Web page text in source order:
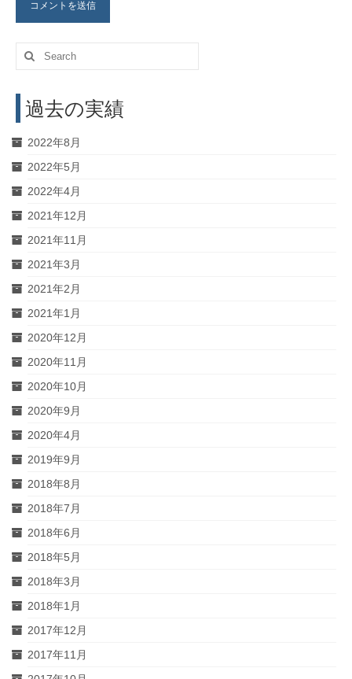
Search
for:
過去の実績
2022年8月
2022年5月
2022年4月
2021年12月
2021年11月
2021年3月
2021年2月
2021年1月
2020年12月
2020年11月
2020年10月
2020年9月
2020年4月
2019年9月
2018年8月
2018年7月
2018年6月
2018年5月
2018年3月
2018年1月
2017年12月
2017年11月